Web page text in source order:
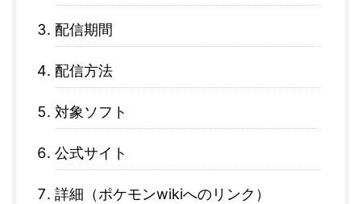
配信期間
配信方法
対象ソフト
公式サイト
詳細（ポケモンwikiへのリンク）